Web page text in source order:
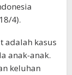
4).
adalah kasus
anak-anak.
keluhan